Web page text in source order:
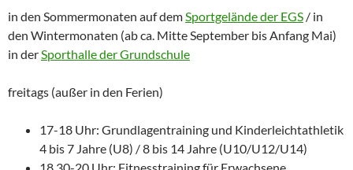
in den Sommermonaten auf demSportgelände der EGS / in
den Wintermonaten (ab ca. Mitte September bis Anfang Mai)
in derSporthalle der Grundschule
freitags (außer in den Ferien)
17-18 Uhr: Grundlagentraining und Kinderleichtathletik
4 bis 7 Jahre (U8) / 8 bis 14 Jahre (U10/U12/U14)